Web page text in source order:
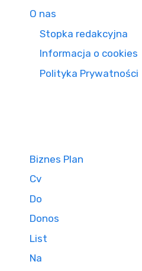
O nas
Stopka redakcyjna
Informacja o cookies
Polityka Prywatności
Biznes Plan
Cv
Do
Donos
List
Na